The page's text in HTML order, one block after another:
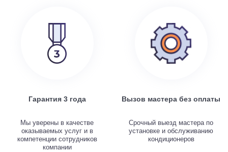
Гарантия 3 года
Мы уверены в качестве
оказываемых услуг и в
компетенции сотрудников
компании
Вызов мастера без оплаты
Срочный выезд мастера по
установке и обслуживанию
кондиционеров